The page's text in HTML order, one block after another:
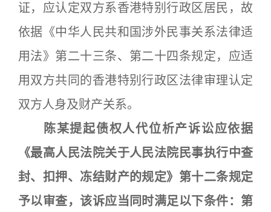
证，应认定双方系香港特别行政区居民，故
依据《中华人民共和国涉外民事关系法律适
用法》第二十三条、第二十四条规定，应适
用双方共同的香港特别行政区法律审理认定
双方人身及财产关系。
陈某提起债权人代位析产诉讼应依据
《最高人民法院关于人民法院民事执行中查
封、扣押、冻结财产的规定》第十二条规定
予以审查，该诉应当同时满足以下条件：第